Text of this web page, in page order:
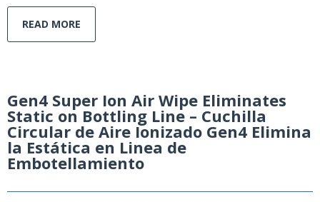
READ MORE
Gen4 Super Ion Air Wipe Eliminates
Static on Bottling Line – Cuchilla
Circular de Aire Ionizado Gen4 Elimina
la Estática en Linea de
Embotellamiento